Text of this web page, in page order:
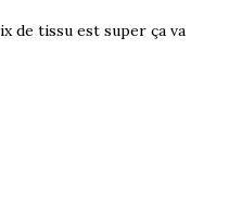
de tissu est super ça va